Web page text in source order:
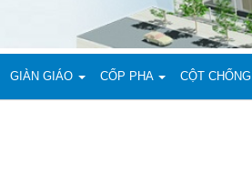
GIÀN GIÁO CỐP PHA CỘT CHỐNG